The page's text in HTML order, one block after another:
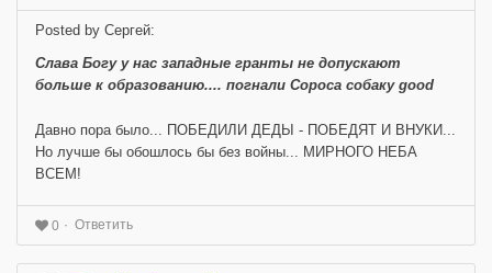
Posted by Сергей:
Слава Богу у нас западные гранты не допускают
больше к образованию.... погнали Сороса собаку good
Давно пора было... ПОБЕДИЛИ ДЕДЫ - ПОБЕДЯТ И ВНУКИ...
Но лучше бы обошлось бы без войны... МИРНОГО НЕБА
ВСЕМ!
0 Ответить